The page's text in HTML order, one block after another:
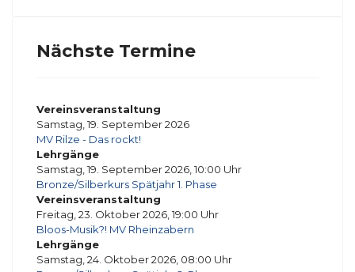
Nächste Termine
Vereinsveranstaltung
Samstag, 19. September 2026
MV Rilze - Das rockt!
Lehrgänge
Samstag, 19. September 2026, 10:00 Uhr
Bronze/Silberkurs Spätjahr 1. Phase
Vereinsveranstaltung
Freitag, 23. Oktober 2026, 19:00 Uhr
Bloos-Musik?! MV Rheinzabern
Lehrgänge
Samstag, 24. Oktober 2026, 08:00 Uhr